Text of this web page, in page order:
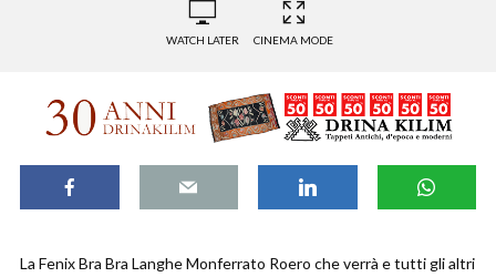
WATCH LATER CINEMA MODE
La Fenix Bra Bra Langhe Monferrato Roero che verrà e tutti gli altri